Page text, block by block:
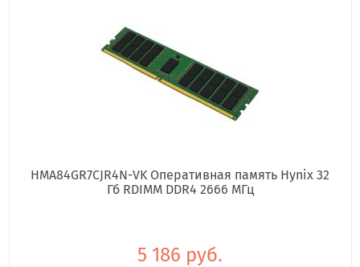
HMA84GR7CJR4N-VK Оперативная память Hynix 32
Гб RDIMM DDR4 2666 МГц
5 186 руб.